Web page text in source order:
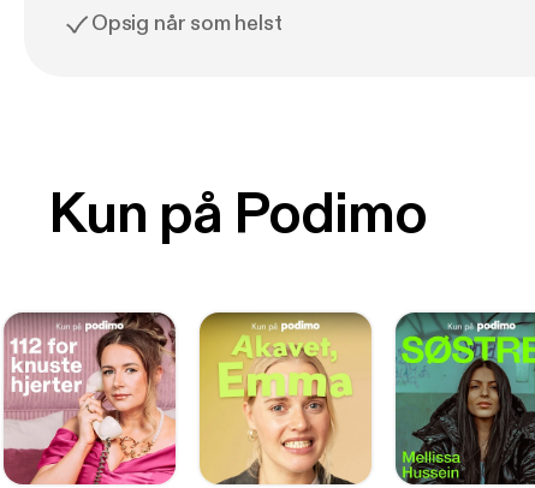
Opsig når som helst
Kun på Podimo